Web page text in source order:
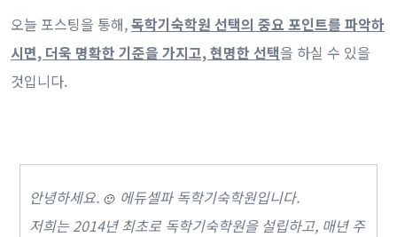
오늘 포스팅을 통해,독학기숙학원 선택의 중요 포인트를 파악하
시면, 더욱 명확한 기준을 가지고, 현명한 선택을 하실 수 있을
것입니다.
안녕하세요. 🙂 에듀셀파 독학기숙학원입니다.
저희는 2014년 최초로 독학기숙학원을 설립하고, 매년 주